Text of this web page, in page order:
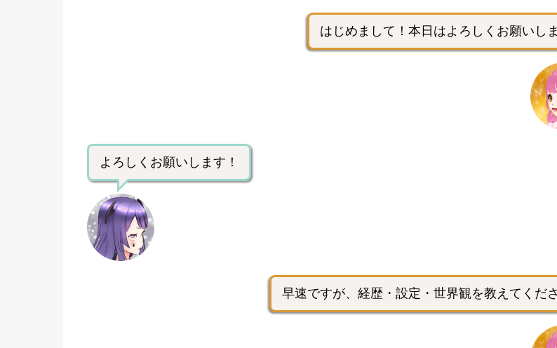
はじめまして！本日はよろしくお願いし
よろしくお願いします！
早速ですが、経歴・設定・世界観を教えてくだ